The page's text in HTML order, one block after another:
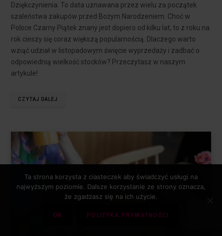
Dziękczynienia. To data uznawana przez wielu za początek
szaleństwa zakupów przed Bożym Narodzeniem. Choć w
Polsce Czarny Piątek znany jest dopiero od kilku lat, to z roku na
rok cieszy się coraz większą popularnością. Dlaczego warto
wziąć udział w listopadowym święcie wyprzedaży i zadbać o
odpowiednią wielkość stocków? Przeczytasz w naszym
artykule!
CZYTAJ DALEJ
Ta strona korzysta z ciasteczek aby świadczyć usługi na
najwyższym poziomie. Dalsze korzystanie ze strony oznacza,
że zgadzasz się na ich użycie.
OK POLITYKA PRYWATNOŚCI